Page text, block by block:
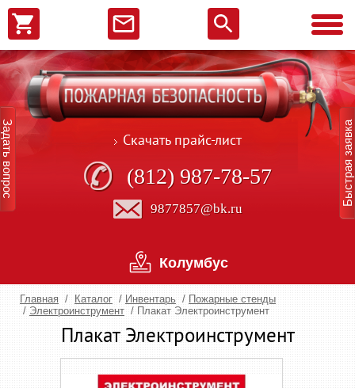
Скачать прайс-лист
(812) 987-78-57
9877857@bk.ru
Колумбус
Главная / Каталог / Инвентарь / Пожарные стенды
/ Электроинструмент / Плакат Электроинструмент
Плакат Электроинструмент
Быстрая заявка
Задать вопрос